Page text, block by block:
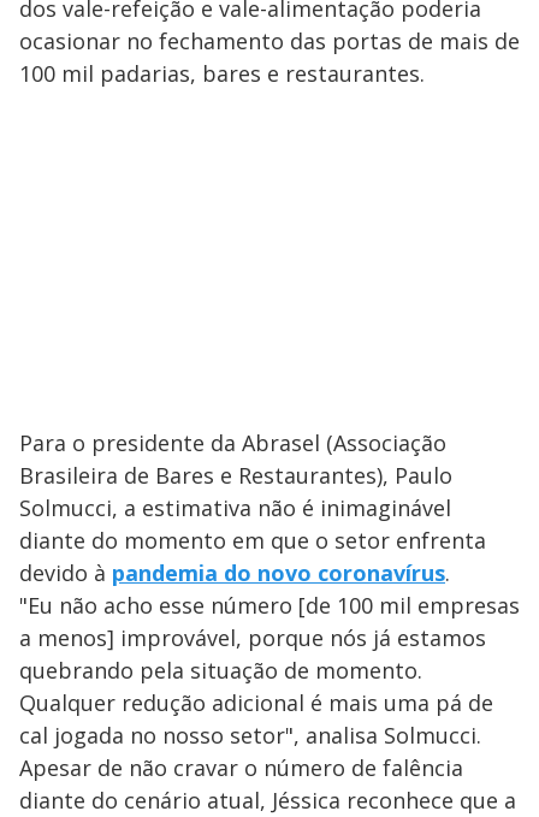
dos vale-refeição e vale-alimentação poderia
ocasionar no fechamento das portas de mais de
100 mil padarias, bares e restaurantes.
Para o presidente da Abrasel (Associação
Brasileira de Bares e Restaurantes), Paulo
Solmucci, a estimativa não é inimaginável
diante do momento em que o setor enfrenta
devido à pandemia do novo coronavírus.
"Eu não acho esse número [de 100 mil empresas
a menos] improvável, porque nós já estamos
quebrando pela situação de momento.
Qualquer redução adicional é mais uma pá de
cal jogada no nosso setor", analisa Solmucci.
Apesar de não cravar o número de falência
diante do cenário atual, Jéssica reconhece que a